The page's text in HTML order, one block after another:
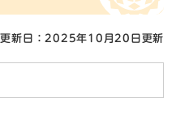
更新日：2025年10月20日更新